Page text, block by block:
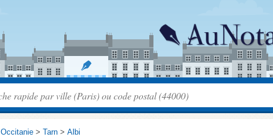
Occitanie > Tarn > Albi